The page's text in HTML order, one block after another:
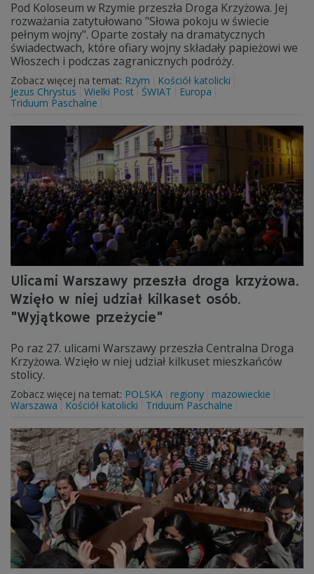
Pod Koloseum w Rzymie przeszła Droga Krzyżowa. Jej
rozważania zatytułowano "Słowa pokoju w świecie
pełnym wojny". Oparte zostały na dramatycznych
świadectwach, które ofiary wojny składały papieżowi we
Włoszech i podczas zagranicznych podróży.
Zobacz więcej na temat: Rzym
Kościół katolicki
Jezus Chrystus
Wielki Post ŚWIAT
Europa
Triduum Paschalne
Ulicami Warszawy przeszła droga krzyżowa.
Wzięło w niej udział kilkaset osób.
"Wyjątkowe przeżycie"
Po raz 27. ulicami Warszawy przeszła Centralna Droga
Krzyżowa. Wzięło w niej udział kilkuset mieszkańców
stolicy.
Zobacz więcej na temat: POLSKA regiony
mazowieckie
Warszawa
Kościół katolicki Triduum Paschalne